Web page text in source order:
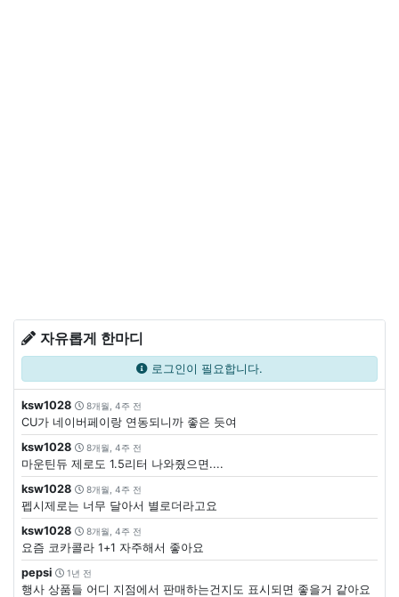
자유롭게 한마디
로그인이 필요합니다.
ksw1028 8개월, 4주 전
CU가 네이버페이랑 연동되니까 좋은 듯여
ksw1028
8개월, 4주 전
마운틴듀 제로도 1.5리터 나와줬으면....
ksw1028
8개월, 4주 전
펩시제로는 너무 달아서 별로더라고요
ksw1028
8개월, 4주 전
요즘 코카콜라 1+1 자주해서 좋아요
pepsi
1년 전
행사 상품들 어디 지점에서 판매하는건지도 표시되면 좋을거 같아요